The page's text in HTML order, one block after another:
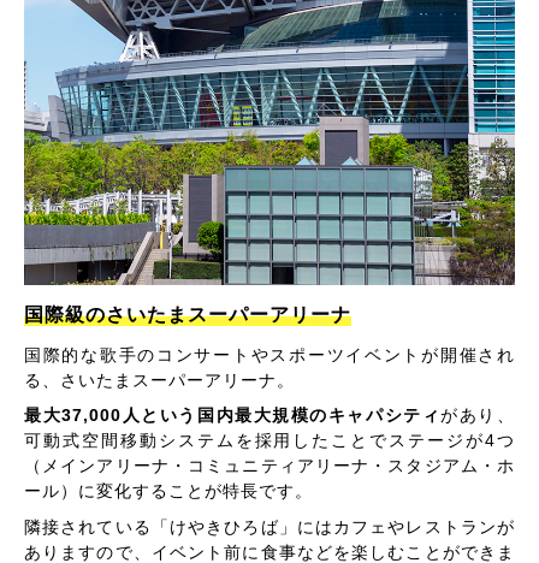
国際級のさいたまスーパーアリーナ
国際的な歌手のコンサートやスポーツイベントが開催され
る、さいたまスーパーアリーナ。
最大37,000人という国内最大規模のキャパシティがあり、
可動式空間移動システムを採用したことでステージが4つ
（メインアリーナ・コミュニティアリーナ・スタジアム・ホ
ール）に変化することが特長です。
隣接されている「けやきひろば」にはカフェやレストランが
ありますので、イベント前に食事などを楽しむことができま